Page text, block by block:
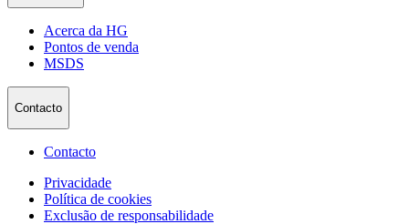
Acerca da HG
Pontos de venda
MSDS
Contacto
Contacto
Privacidade
Política de cookies
Exclusão de responsabilidade